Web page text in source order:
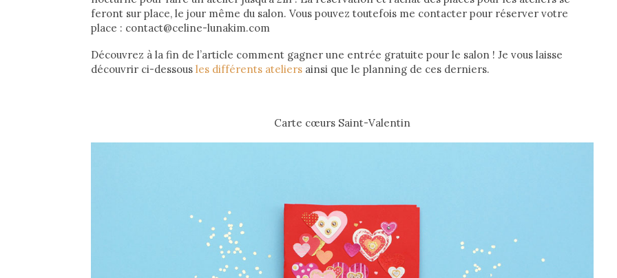
feront sur place, le jour même du salon. Vous pouvez toutefois me contacter pour réserver votre
place : contact@celine-lunakim.com
Découvrez à la fin de l’article comment gagner une entrée gratuite pour le salon ! Je vous laisse
découvrir ci-dessous les différents ateliers ainsi que le planning de ces derniers.
Carte cœurs Saint-Valentin